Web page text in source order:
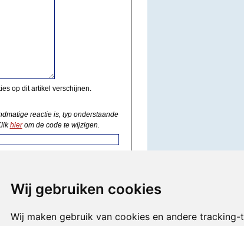
Wij gebruiken cookies
Wij maken gebruik van cookies en andere
op dit artikel verschijnen.
reactie is, typ onderstaande
hierom de code te wijzigen.
Mijn Account
Inloggen